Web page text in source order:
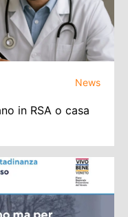
News
in RSA o casa